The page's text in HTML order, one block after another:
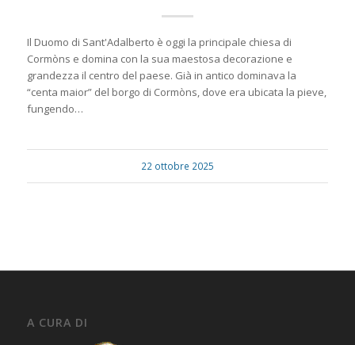
Il Duomo di Sant'Adalberto è oggi la principale chiesa di
Cormòns e domina con la sua maestosa decorazione e
grandezza il centro del paese. Già in antico dominava la
“centa maior” del borgo di Cormòns, dove era ubicata la pieve,
fungendo…
22 ottobre 2025
A CURA DI